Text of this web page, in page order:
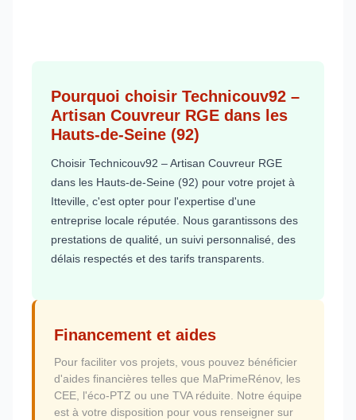
Pourquoi choisir Technicouv92 –
Artisan Couvreur RGE dans les
Hauts-de-Seine (92)
Choisir Technicouv92 – Artisan Couvreur RGE
dans les Hauts-de-Seine (92) pour votre projet à
Itteville, c'est opter pour l'expertise d'une
entreprise locale réputée. Nous garantissons des
prestations de qualité, un suivi personnalisé, des
délais respectés et des tarifs transparents.
Financement et aides
Pour faciliter vos projets, vous pouvez bénéficier
d'aides financières telles que MaPrimeRénov, les
CEE, l'éco-PTZ ou une TVA réduite. Notre équipe
est à votre disposition pour vous renseigner sur